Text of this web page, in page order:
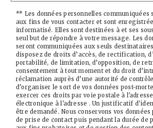
** Les données personnelles communiquées
aux fins de vous contacter et sont
informatisé. Elles sont destinées à et ses
seul but de répondre à votre message. Les
seront communiquées aux seuls
disposez de droits d’accès, de rectification,
portabilité, de limitation, d’opposition, de
consentement à tout moment et du droit
réclamation auprès d’une autorité de
d’organiser le sort de vos données post-
exercer ces droits par voie postale à
électronique à l'adresse . Un justificatif
être demandé. Nous conservons vos
de prise de contact puis pendant la durée de